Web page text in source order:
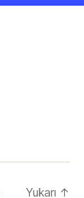
Yukarı ↑